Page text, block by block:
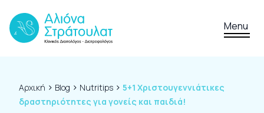
Menu
Αρχική › Blog › Nutritips › 5+1 Χριστουγεννιάτικες
δραστηριότητες για γονείς και παιδιά!